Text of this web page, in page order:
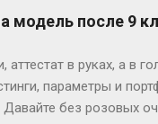
год начнется со
52 недели и 2
Допустим, год
везёт нечасто...
модель после 9
аттестат в руках, а в
параметры и
Давайте без розовых